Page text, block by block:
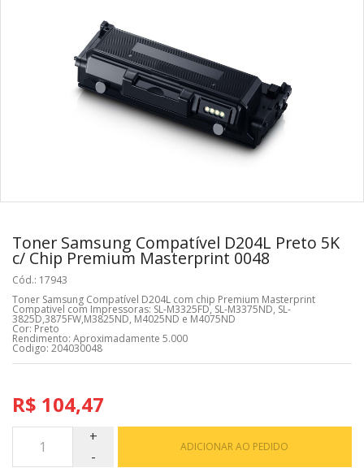
Toner Samsung Compatível D204L Preto 5K
c/ Chip Premium Masterprint 0048
Cód.: 17943
Toner Samsung Compatível D204L com chip Premium Masterprint
Compativel com Impressoras: SL-M3325FD, SL-M3375ND, SL-
3825D,3875FW,M3825ND, M4025ND e M4075ND
Cor: Preto
Rendimento: Aproximadamente 5.000
Codigo: 204030048
R$ 104,47
ADICIONAR AO PEDIDO